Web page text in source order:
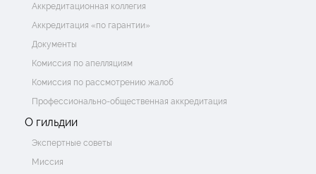
Аккредитационная коллегия
Аккредитация «по гарантии»
Документы
Комиссия по апелляциям
Комиссия по рассмотрению жалоб
Профессионально-общественная аккредитация
О гильдии
Экспертные советы
Миссия